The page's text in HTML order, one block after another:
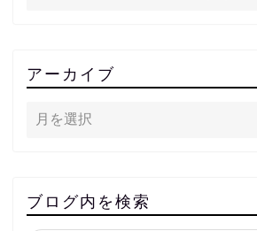
アーカイブ
ブログ内を検索